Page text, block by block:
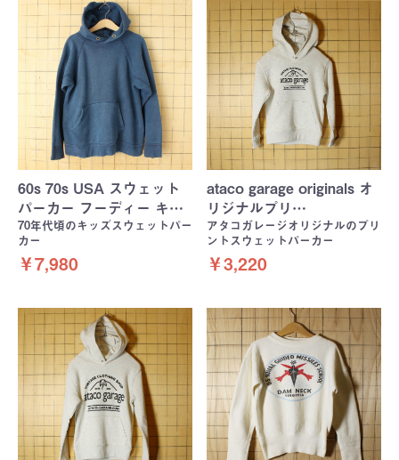
60s 70s USA スウェット
パーカー フーディー キ…
70年代頃のキッズスウェットパー
カー
￥7,980
ataco garage originals オ
リジナルプリ…
アタコガレージオリジナルのプリ
ントスウェットパーカー
￥3,220